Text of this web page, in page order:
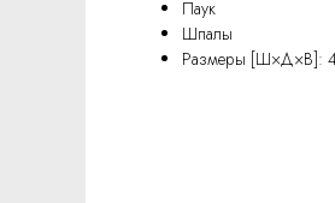
Паук
Шпалы
Размеры [Ш×Д×В]: